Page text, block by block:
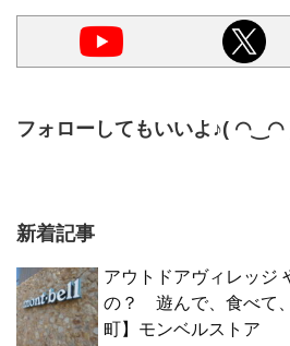
フォローしてもいいよ♪( ◠‿◠
新着記事
アウトドアヴィレッジ
の？ 遊んで、食べて
町】モンベルストア